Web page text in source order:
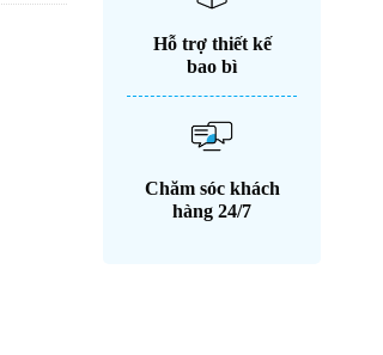
Hỗ trợ thiết kế
bao bì
Chăm sóc khách
hàng 24/7